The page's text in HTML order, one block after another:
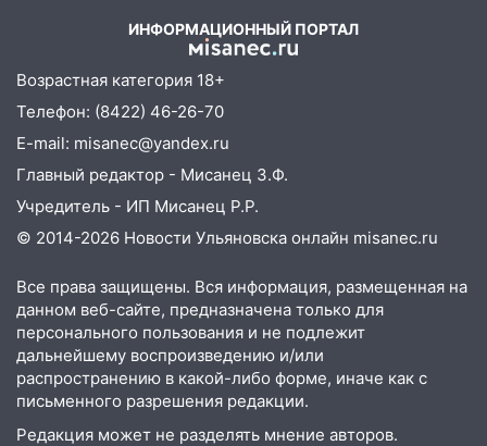
Дети на дорогах: пострадали
велосипедисты, мотоциклисты и
пешеходы. Обзор крупных аварий в
Ульяновской области
08:30 Поджог со свечой, 16 сгоревших
домов и выстрел за водку
07:50 Какая погоды будет днем 8
августа
Ульяновске останется закрытым до
утра 10 августа
05:18 Судьба готовит сюрприз: гороскоп
на 8 августа — кому повезет с
деньгами, а кого ждет неожиданная
встреча
ИНФОРМАЦИОННЫЙ ПОРТАЛ
Возрастная категория 18+
Телефон: (8422) 46-26-70
E-mail: misanec@yandex.ru
Главный редактор - Мисанец З.Ф.
Учредитель - ИП Мисанец Р.Р.
© 2014-2026 Новости Ульяновска онлайн misanec.ru
Все права защищены. Вся информация, размещенная на
данном веб-сайте, предназначена только для
персонального пользования и не подлежит
дальнейшему воспроизведению и/или
распространению в какой-либо форме, иначе как с
письменного разрешения редакции.
Редакция может не разделять мнение авторов.